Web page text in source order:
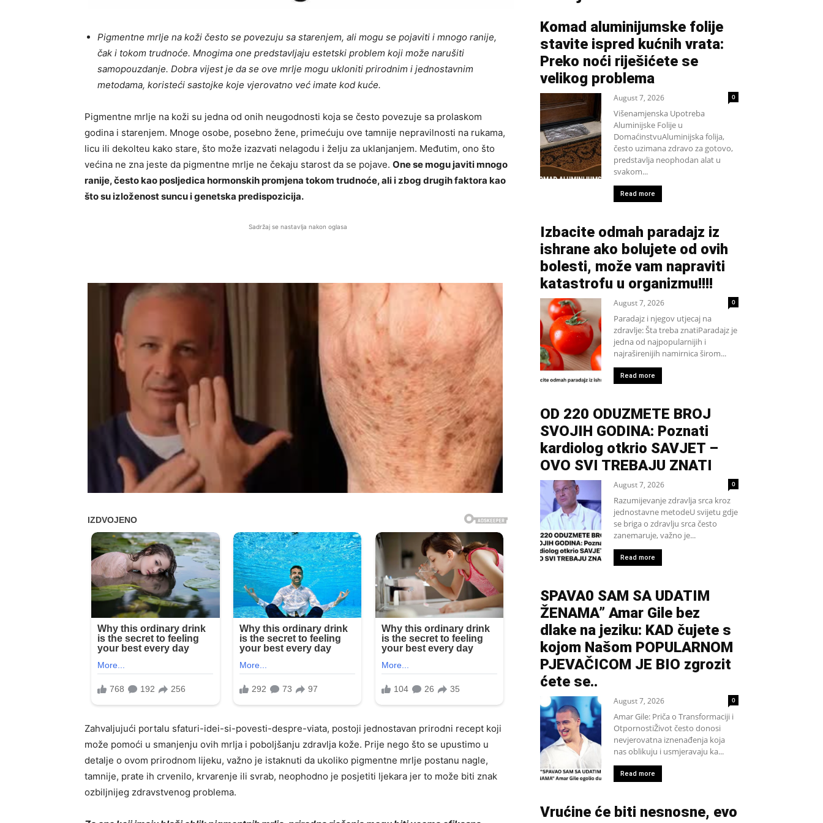
Pigmentne mrlje na koži često se povezuju sa starenjem, ali mogu se pojaviti i mnogo ranije,
čak i tokom trudnoće. Mnogima one predstavljaju estetski problem koji može narušiti
samopouzdanje. Dobra vijest je da se ove mrlje mogu ukloniti prirodnim i jednostavnim
metodama, koristeći sastojke koje vjerovatno već imate kod kuće.
Pigmentne mrlje na koži su jedna od onih neugodnosti koja se često povezuje sa prolaskom
godina i starenjem. Mnoge osobe, posebno žene, primećuju ove tamnije nepravilnosti na rukama,
licu ili dekolteu kako stare, što može izazvati nelagodu i želju za uklanjanjem. Međutim, ono što
većina ne zna jeste da pigmentne mrlje ne čekaju starost da se pojave. One se mogu javiti mnogo
ranije, često kao posljedica hormonskih promjena tokom trudnoće, ali i zbog drugih faktora kao
što su izloženost suncu i genetska predispozicija.
Sadržaj se nastavlja nakon oglasa
Zahvaljujući portalu sfaturi-idei-si-povesti-despre-viata, postoji jednostavan prirodni recept koji
može pomoći u smanjenju ovih mrlja i poboljšanju zdravlja kože. Prije nego što se upustimo u
detalje o ovom prirodnom lijeku, važno je istaknuti da ukoliko pigmentne mrlje postanu nagle,
tamnije, prate ih crvenilo, krvarenje ili svrab, neophodno je posjetiti ljekara jer to može biti znak
ozbiljnijeg zdravstvenog problema.
Komad aluminijumske folije
stavite ispred kućnih vrata:
Preko noći riješićete se
velikog problema
August 7, 2026 0
Višenamjenska Upotreba
Aluminijske Folije u
DomaćinstvuAluminijska folija,
često uzimana zdravo za gotovo,
predstavlja neophodan alat u
svakom...
Read more
Izbacite odmah paradajz iz
ishrane ako bolujete od ovih
bolesti, može vam napraviti
katastrofu u organizmu!!!!
August 7, 2026 0
Paradajz i njegov utjecaj na
zdravlje: Šta treba znatiParadajz je
jedna od najpopularnijih i
najraširenijih namirnica širom...
Read more
OD 220 ODUZMETE BROJ
SVOJIH GODINA: Poznati
kardiolog otkrio SAVJET –
OVO SVI TREBAJU ZNATI
August 7, 2026 0
Razumijevanje zdravlja srca kroz
jednostavne metodeU svijetu gdje
se briga o zdravlju srca često
zanemaruje, važno je...
Read more
SPAVA0 SAM SA UDATIM
ŽENAMA” Amar Gile bez
dlake na jeziku: KAD čujete s
kojom Našom POPULARNOM
PJEVAČICOM JE BIO zgrozit
ćete se..
August 7, 2026 0
Amar Gile: Priča o Transformaciji i
OtpornostiŽivot često donosi
nevjerovatna iznenađenja koja
nas oblikuju i usmjeravaju ka...
Read more
Vrućine će biti nesnosne, evo